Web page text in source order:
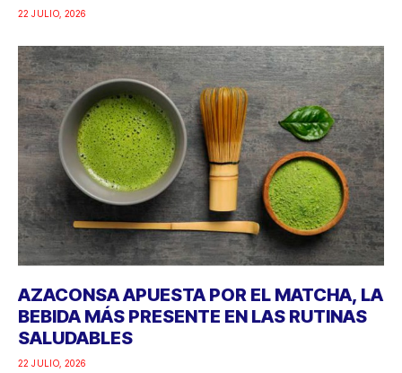
22 JULIO, 2026
AZACONSA APUESTA POR EL MATCHA, LA
BEBIDA MÁS PRESENTE EN LAS RUTINAS
SALUDABLES
22 JULIO, 2026